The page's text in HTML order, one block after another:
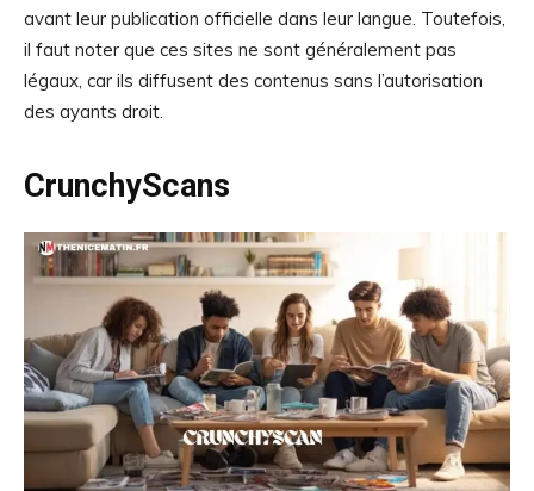
avant leur publication officielle dans leur langue. Toutefois,
il faut noter que ces sites ne sont généralement pas
légaux, car ils diffusent des contenus sans l’autorisation
des ayants droit.
CrunchyScans